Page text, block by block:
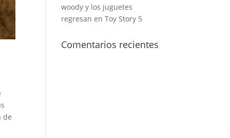
de
woody y los juguetes
regresan en Toy Story 5
Comentarios recientes